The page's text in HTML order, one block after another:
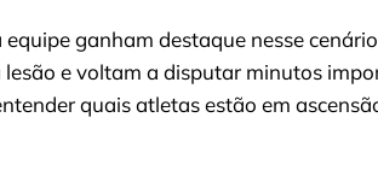
ganham destaque nesse
e voltam a disputar minutos
quais atletas estão em